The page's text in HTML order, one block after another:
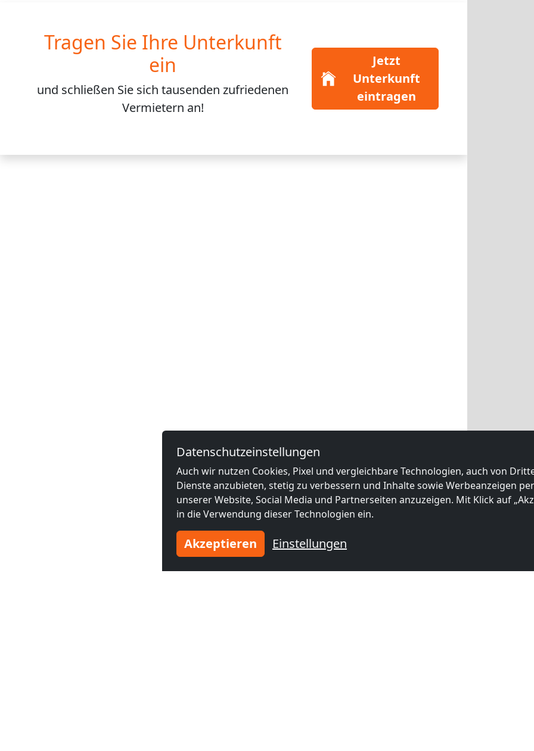
Tragen Sie Ihre Unterkunft
ein
und schließen Sie sichtausenden zufriedenen
Vermietern an!
Jetzt
Unterkunft
eintragen
Datenschutzeinstellungen
Auch wir nutzen Cookies, Pixel und vergleichbare Technologien, auch von
Dienste anzubieten, stetig zu verbessern und Inhalte sowie Werbeanzeigen
unserer Website, Social Media und Partnerseiten anzuzeigen. Mit Klick auf
in die Verwendung dieser Technologien ein.
Akzeptieren Einstellungen